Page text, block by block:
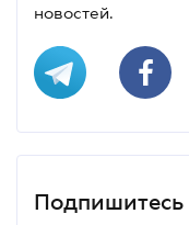
новостей.
Подпишитесь